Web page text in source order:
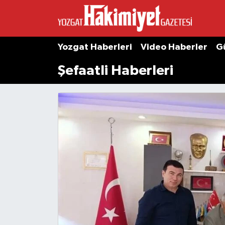
Yozgat Haberleri Video Haberler
Şefaatli Haberleri